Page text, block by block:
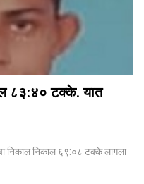
८३:४० टक्के. यात
निकाल निकाल ६९:०८ टक्के लागला